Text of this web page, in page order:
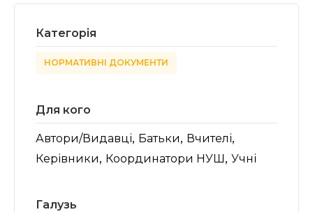
Категорія
НОРМАТИВНІ ДОКУМЕНТИ
Для кого
Автори/Видавці, Батьки, Вчителі,
Керівники, Координатори НУШ, Учні
Галузь